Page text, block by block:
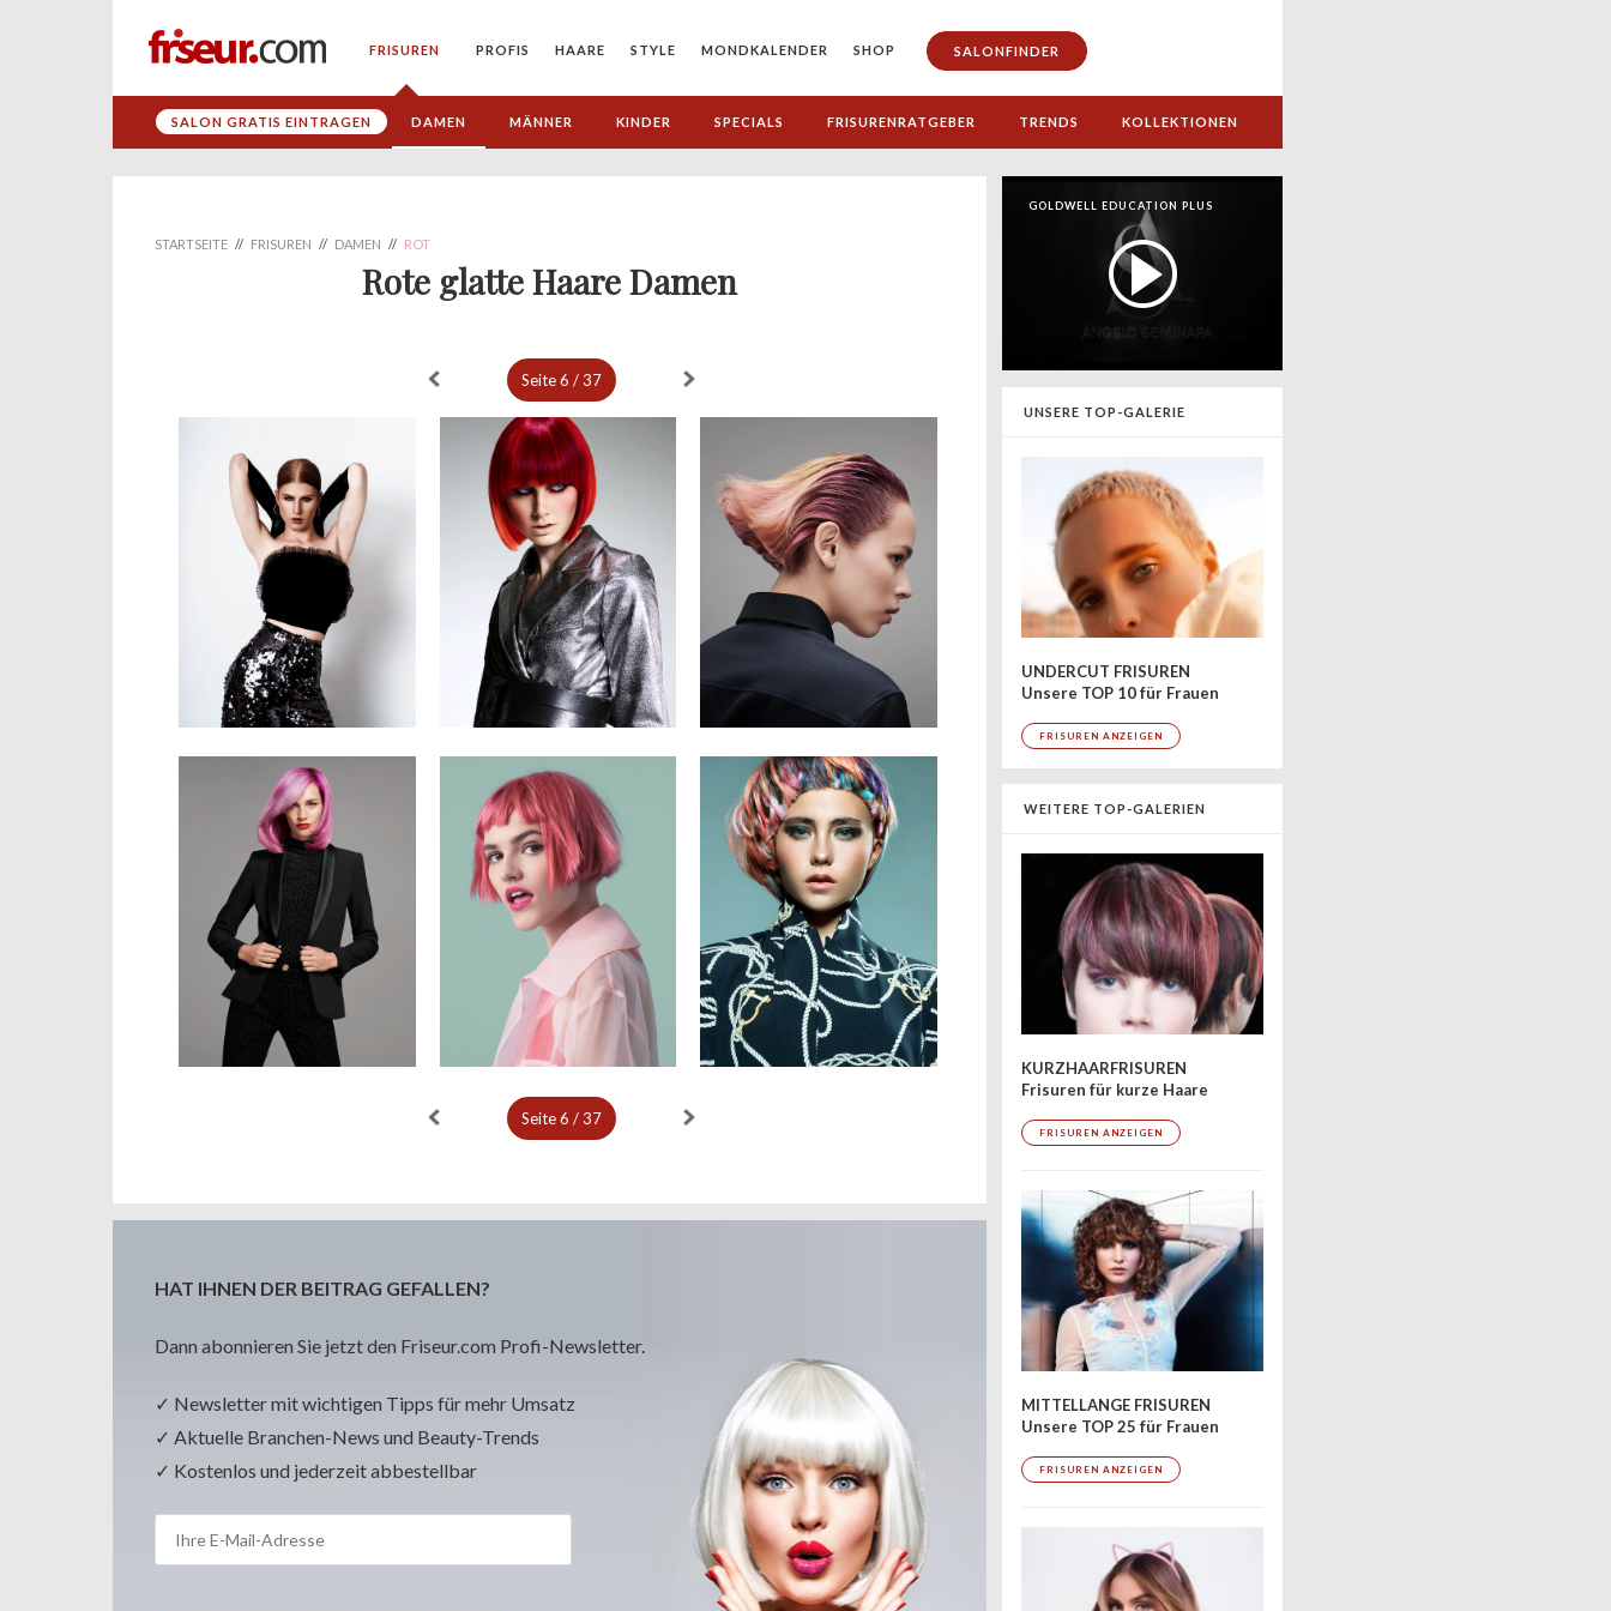
FRISUREN PROFIS HAARE STYLE MONDKALENDER SHOP SALONFINDER
SALON GRATIS EINTRAGEN DAMEN MÄNNER KINDER SPECIALS FRISURENRATGEBER TRENDS KOLLEKTIONEN
STARTSEITE // FRISUREN // DAMEN // ROT
Rote glatte Haare Damen
Seite6 / 37
Seite6 / 37
HAT IHNEN DER BEITRAG GEFALLEN?
Dann abonnieren Sie jetzt den Friseur.com Profi-Newsletter.
✓ Newsletter mit wichtigen Tipps für mehr Umsatz
✓ Aktuelle Branchen-News und Beauty-Trends
✓ Kostenlos und jederzeit abbestellbar
GOLDWELL EDUCATION PLUS
UNSERE TOP-GALERIE
UNDERCUT FRISUREN
Unsere TOP 10 für Frauen
FRISUREN ANZEIGEN
WEITERE TOP-GALERIEN
KURZHAARFRISUREN
Frisuren für kurze Haare
FRISUREN ANZEIGEN
MITTELLANGE FRISUREN
Unsere TOP 25 für Frauen
FRISUREN ANZEIGEN